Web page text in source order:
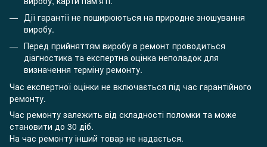
Дії гарантії не поширюються на природне зношування
виробу.
Перед прийняттям виробу в ремонт проводиться
діагностика та експертна оцінка неполадок для
визначення терміну ремонту.
Час експертної оцінки не включається під час гарантійного
ремонту.
Час ремонту залежить від складності поломки та може
становити до 30 діб.
На час ремонту інший товар не надається.